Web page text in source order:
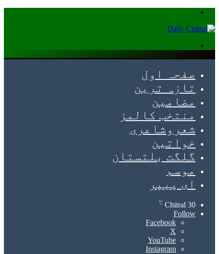
صفحہ اول
تازہ ترین
مضامین
منتخب کالمز
شعروشاعری
خواتین
گلگت بلتستان
موسم
ای پیپر
Chitral 30
℃
Follow
Facebook
X
YouTube
Instagram